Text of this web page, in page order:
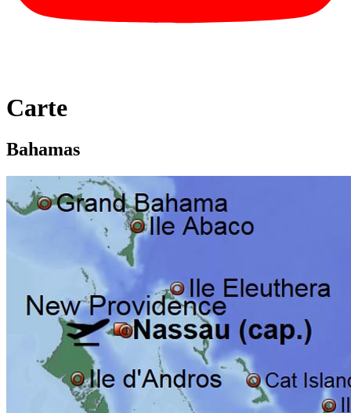
Carte
Bahamas